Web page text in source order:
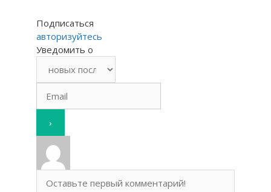
Подписаться
авторизуйтесь
Уведомить о